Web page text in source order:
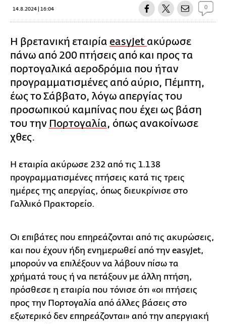
14.8.2024 | 16:04 0
Η βρετανική εταιρία easyJet ακύρωσε
πάνω από 200 πτήσεις από και προς τα
πορτογαλικά αεροδρόμια που ήταν
προγραμματισμένες από αύριο, Πέμπτη,
έως το Σάββατο, λόγω απεργίας του
προσωπικού καμπίνας που έχει ως βάση
του την Πορτογαλία, όπως ανακοίνωσε
χθες.
Η εταιρία ακύρωσε 232 από τις 1.138
προγραμματισμένες πτήσεις κατά τις τρεις
ημέρες της απεργίας, όπως διευκρίνισε στο
Γαλλικό Πρακτορείο.
Οι επιβάτες που επηρεάζονται από τις ακυρώσεις,
και που έχουν ήδη ενημερωθεί από την easyJet,
μπορούν να επιλέξουν να λάβουν πίσω τα
χρήματά τους ή να πετάξουν με άλλη πτήση,
πρόσθεσε η εταιρία που τόνισε ότι «οι πτήσεις
προς την Πορτογαλία από άλλες βάσεις στο
εξωτερικό δεν επηρεάζονται» από την απεργιακή